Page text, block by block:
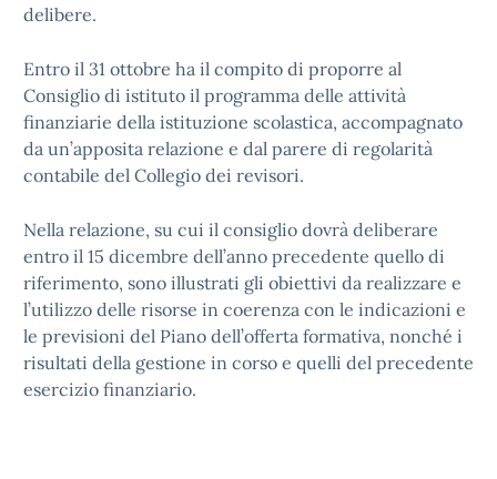
delibere.
Entro il 31 ottobre ha il compito di proporre al
Consiglio di istituto il programma delle attività
finanziarie della istituzione scolastica, accompagnato
da un’apposita relazione e dal parere di regolarità
contabile del Collegio dei revisori.
Nella relazione, su cui il consiglio dovrà deliberare
entro il 15 dicembre dell’anno precedente quello di
riferimento, sono illustrati gli obiettivi da realizzare e
l’utilizzo delle risorse in coerenza con le indicazioni e
le previsioni del Piano dell’offerta formativa, nonché i
risultati della gestione in corso e quelli del precedente
esercizio finanziario.